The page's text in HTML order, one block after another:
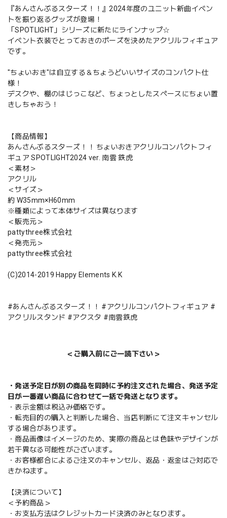
『あんさんぶるスターズ！！』2024年度のユニット新曲イベン
トを振り返るグッズが登場！
「SPOTLIGHT」シリーズに新たにラインナップ☆
イベント衣装でとっておきのポーズを決めたアクリルフィギュア
です。
"ちょいおき"は自立する＆ちょうどいいサイズのコンパクト仕
様！
デスクや、棚のはじっこなど、ちょっとしたスペースにちょい置
きしちゃおう！
【商品情報】
あんさんぶるスターズ！！ ちょいおきアクリルコンパクトフィ
ギュア SPOTLIGHT2024 ver. 南雲 鉄虎
＜素材＞
アクリル
＜サイズ＞
約 W35mm×H60mm
※種類によって本体サイズは異なります
＜販売元＞
pattythree株式会社
＜発売元＞
pattythree株式会社
(C)2014-2019 Happy Elements K.K
#あんさんぶるスターズ！！ #アクリルコンパクトフィギュア #
アクリルスタンド #アクスタ #南雲鉄虎
＜ご購入前にご一読下さい＞
・発送予定日が別の商品を同時に予約注文された場合、発送予定
日が一番遅い商品に合わせて一括で発送となります。
・表示金額は税込み価格です。
・転売目的の購入と判断した場合、当店判断にて注文キャンセル
する場合があります。
・商品画像はイメージのため、実際の商品とは色味やデザインが
若干異なる可能性がございます。
・お客様都合によるご注文のキャンセル、返品・返金はご対応で
きかねます。
【決済について】
＜予約商品＞
・お支払方法はクレジットカード決済のみとなります。